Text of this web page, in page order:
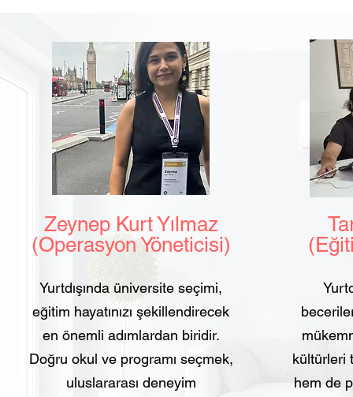
Zeynep Kurt Yılmaz
(Operasyon Yöneticisi)
Yurtdışında üniversite seçimi,
eğitim hayatınızı şekillendirecek
en önemli adımlardan biridir.
Doğru okul ve programı seçmek,
uluslararası deneyim
kültürleri
hem de